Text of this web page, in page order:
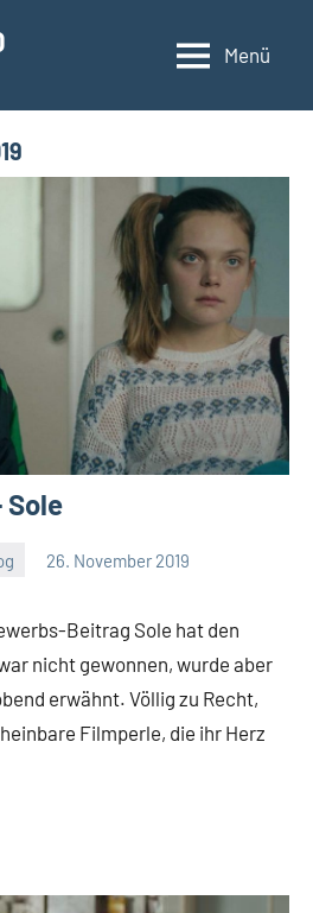
Menü
Sole
26. November 2019
Beitrag Sole hat den
nicht gewonnen, wurde aber
erwähnt. Völlig zu Recht,
Filmperle, die ihr Herz